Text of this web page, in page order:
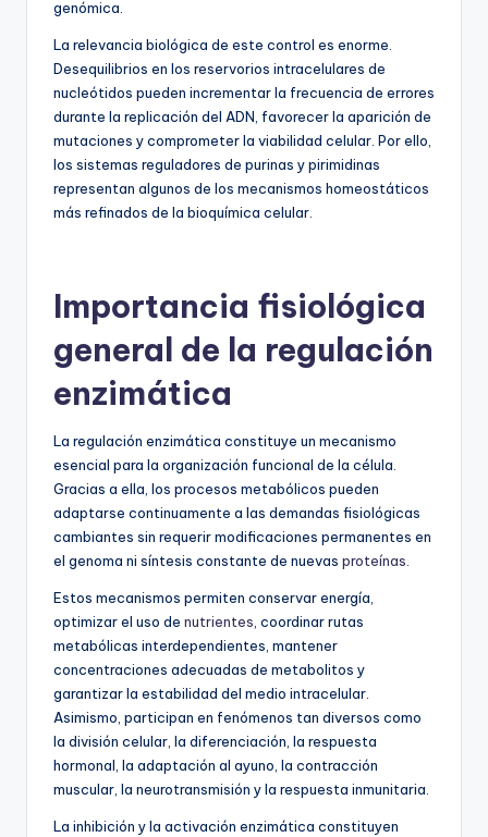
genómica.
La relevancia biológica de este control es enorme.
Desequilibrios en los reservorios intracelulares de
nucleótidos pueden incrementar la frecuencia de errores
durante la replicación del ADN, favorecer la aparición de
mutaciones y comprometer la viabilidad celular. Por ello,
los sistemas reguladores de purinas y pirimidinas
representan algunos de los mecanismos homeostáticos
más refinados de la bioquímica celular.
Importancia fisiológica
general de la regulación
enzimática
La regulación enzimática constituye un mecanismo
esencial para la organización funcional de la célula.
Gracias a ella, los procesos metabólicos pueden
adaptarse continuamente a las demandas fisiológicas
cambiantes sin requerir modificaciones permanentes en
el genoma ni síntesis constante de nuevas proteínas
Estos mecanismos permiten conservar energía,
optimizar el uso de nutrientes , coordinar rutas
metabólicas interdependientes, mantener
concentraciones adecuadas de metabolitos y
garantizar la estabilidad del medio intracelular.
Asimismo, participan en fenómenos tan diversos como
la división celular, la diferenciación, la respuesta
hormonal, la adaptación al ayuno, la contracción
muscular, la neurotransmisión y la respuesta inmunitaria.
La inhibición y la activación enzimática constituyen